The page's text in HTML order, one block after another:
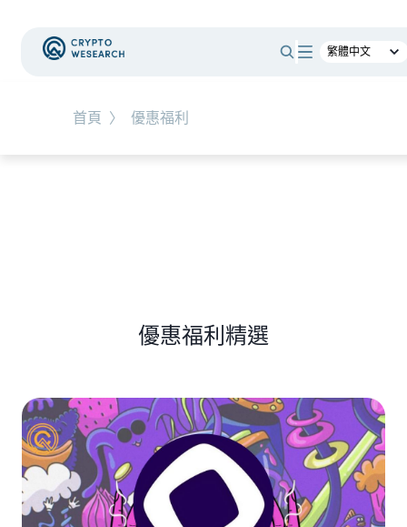
首頁 〉 優惠福利
總體經濟 #Corporate Adoption
優惠福利精選